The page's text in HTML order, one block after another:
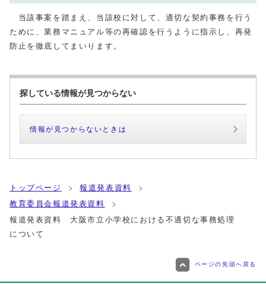
当該事案を踏まえ、当該校に対して、適切な契約事務を行う
ために、業務マニュアル等の再確認を行うように指示し、再発
防止を徹底してまいります。
探している情報が見つからない
情報が見つからないときは
トップページ
報道発表資料
教育委員会報道発表資料
報道発表資料 大阪市立小学校における不適切な事務処理
について
ページの先頭へ戻る